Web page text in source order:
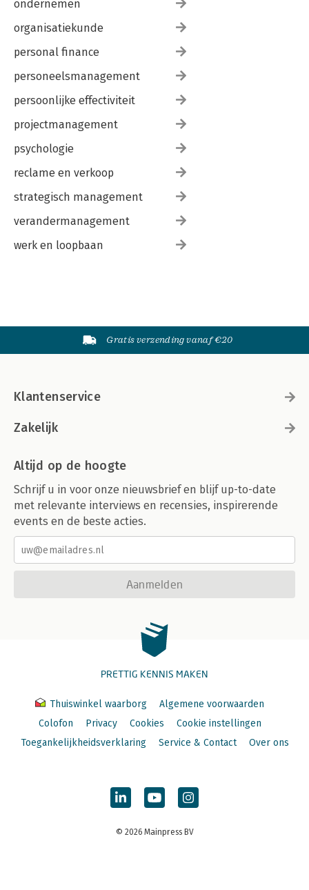
ondernemen
organisatiekunde
personal finance
personeelsmanagement
persoonlijke effectiviteit
projectmanagement
psychologie
reclame en verkoop
strategisch management
verandermanagement
werk en loopbaan
Gratis verzending vanaf €20
Klantenservice
Zakelijk
Altijd op de hoogte
Schrijf u in voor onze nieuwsbrief en blijf up-to-date
met relevante interviews en recensies, inspirerende
events en de beste acties.
Aanmelden
PRETTIG KENNIS MAKEN
Thuiswinkel waarborg
Algemene voorwaarden
Colofon
Privacy Cookies
Cookie instellingen
Toegankelijkheidsverklaring
Service & Contact Over ons
© 2026 Mainpress BV